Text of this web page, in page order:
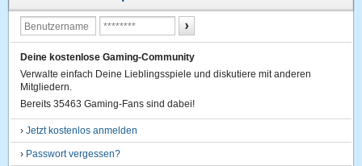
Deine kostenlose Gaming-Community
Verwalte einfach Deine Lieblingsspiele und diskutiere mit anderen
Mitgliedern.
Bereits 35463 Gaming-Fans sind dabei!
›Jetzt kostenlos anmelden
› Passwort vergessen?